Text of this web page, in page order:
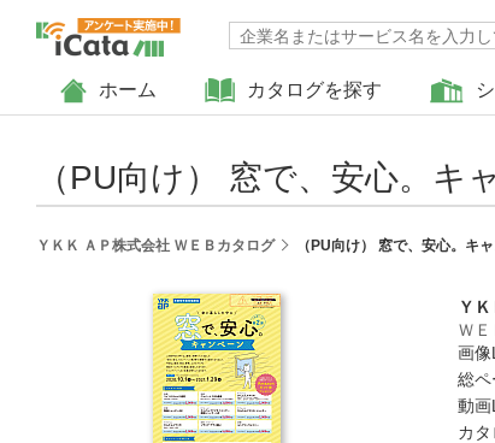
ホーム カタログを探す
（PU向け） 窓で、安心。キ
ＹＫＫ ＡＰ株式会社 ＷＥＢカタログ （PU向け） 窓で、安心。キ
Ｙ
Ｗ
画
総
動
カ